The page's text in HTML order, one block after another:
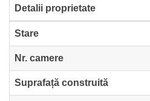
Detalii proprietate
Stare
Nr. camere
Suprafață construită